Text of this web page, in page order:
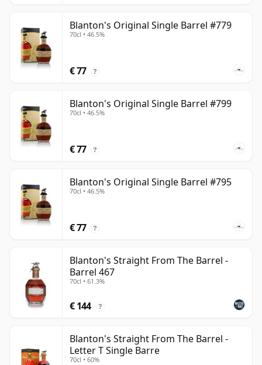
Blanton's Original Single Barrel #779
70cl • 46.5%
€ 77 ?
Blanton's Original Single Barrel #799
70cl • 46.5%
€ 77 ?
Blanton's Original Single Barrel #795
70cl • 46.5%
€ 77 ?
Blanton's Straight From The Barrel -
Barrel 467
70cl • 61.3%
€ 144 ?
Blanton's Straight From The Barrel -
Letter T Single Barre
70cl • 60%